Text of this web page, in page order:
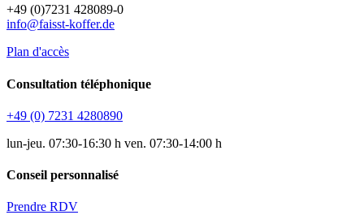
+49 (0)7231 428089-0
info@faisst-koffer.de
Plan d'accès
Consultation téléphonique
+49 (0) 7231 4280890
lun-jeu. 07:30-16:30 h ven. 07:30-14:00 h
Conseil personnalisé
Prendre RDV